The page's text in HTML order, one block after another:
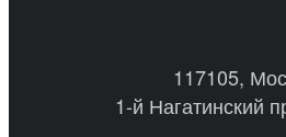
117105,
1-й Нагатинский